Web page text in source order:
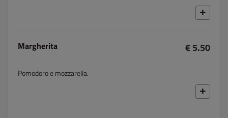
Margherita € 5.50
Pomodoro e mozzarella.